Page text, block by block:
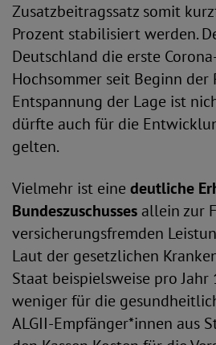
Zusatzbeitragssatz somit
Prozent stabilisiert werden.
Deutschland die erste
Hochsommer seit Beginn der
Entspannung der Lage ist
dürfte auch für die
gelten.
Vielmehr ist eine deutliche
Bundeszuschusses allein zur
versicherungsfremden
Laut der gesetzlichen
Staat beispielsweise pro
weniger für die
ALGII-Empfänger*innen aus